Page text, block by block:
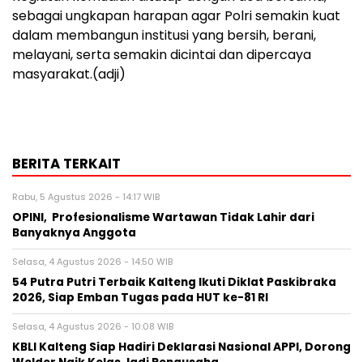
sebagai ungkapan harapan agar Polri semakin kuat
dalam membangun institusi yang bersih, berani,
melayani, serta semakin dicintai dan dipercaya
masyarakat.(adji)
BERITA TERKAIT
Rabu, 5 Agustus 2026 - 14:17 WIB
OPINI, Profesionalisme Wartawan Tidak Lahir dari
Banyaknya Anggota
Selasa, 4 Agustus 2026 - 14:50 WIB
54 Putra Putri Terbaik Kalteng Ikuti Diklat Paskibraka
2026, Siap Emban Tugas pada HUT ke-81 RI
Selasa, 4 Agustus 2026 - 10:08 WIB
KBLI Kalteng Siap Hadiri Deklarasi Nasional APPI, Dorong